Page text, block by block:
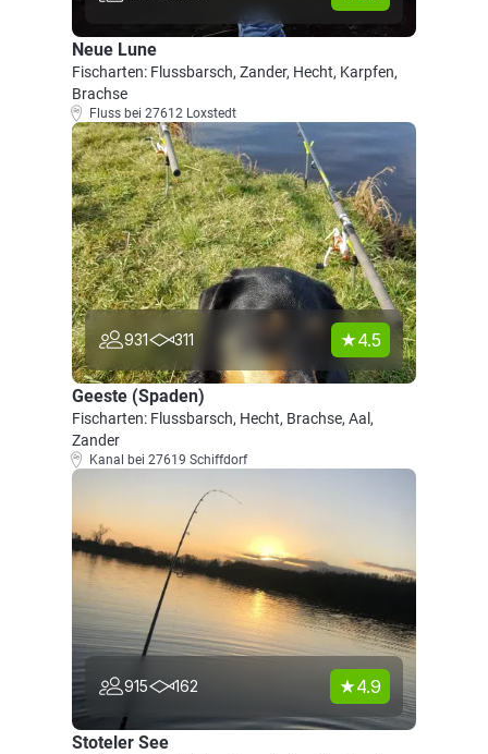
Neue Lune
Fischarten: Flussbarsch, Zander, Hecht, Karpfen,
Brachse
Fluss bei 27612 Loxstedt
931 311 4.5
Geeste (Spaden)
Fischarten: Flussbarsch, Hecht, Brachse, Aal,
Zander
Kanal bei 27619 Schiffdorf
915 162 4.9
Stoteler See